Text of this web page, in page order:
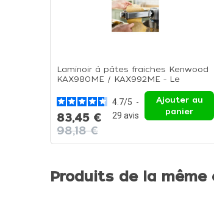
Laminoir à pâtes fraiches Kenwood
KAX980ME / KAX992ME - Le
4.7/5 -
29 avis
83,45 €
98,18 €
Ajouter au
panier
Produits de la même